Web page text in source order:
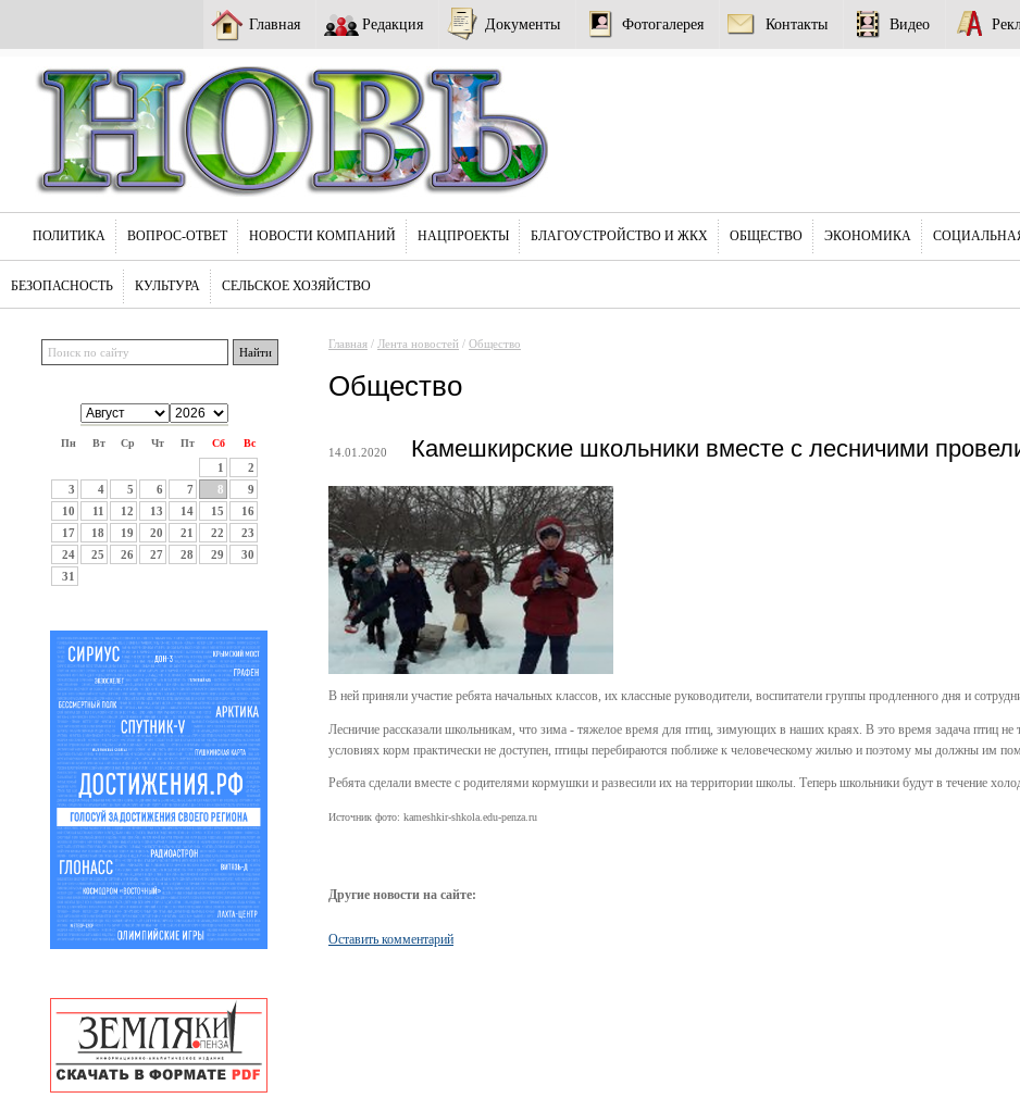
Главная Редакция Документы Фотогалерея Контакты Видео
ПОЛИТИКА ВОПРОС-ОТВЕТ НОВОСТИ КОМПАНИЙ НАЦПРОЕКТЫ БЛАГОУСТРОЙСТВО И ЖКХ ОБЩЕСТВО ЭКОНОМИКА
БЕЗОПАСНОСТЬ КУЛЬТУРА СЕЛЬСКОЕ ХОЗЯЙСТВО
Пн Вт Ср Чт Пт Сб Вс
1
2
3
4 5 6 7 8
9
10
11 12 13 14 15
16
17
18 19 20 21 22
23
24
25 26 27 28 29
30
31
Главная / Лента новостей / Общество
Общество
14.01.2020 Камешкирские школьники вместе с лесничими
В ней приняли участие ребята начальных классов, их классные руководители, воспитатели группы продленного дня и
Лесничие рассказали школьникам, что зима - тяжелое время для птиц, зимующих в наших краях. В это время задача птиц не
условиях корм практически не доступен, птицы перебираются поближе к человеческому жилью и поэтому мы должны им
Ребята сделали вместе с родителями кормушки и развесили их на территории школы. Теперь школьники будут в течение
Источник фото: kameshkir-shkola.edu-penza.ru
Другие новости на сайте:
Оставить комментарий